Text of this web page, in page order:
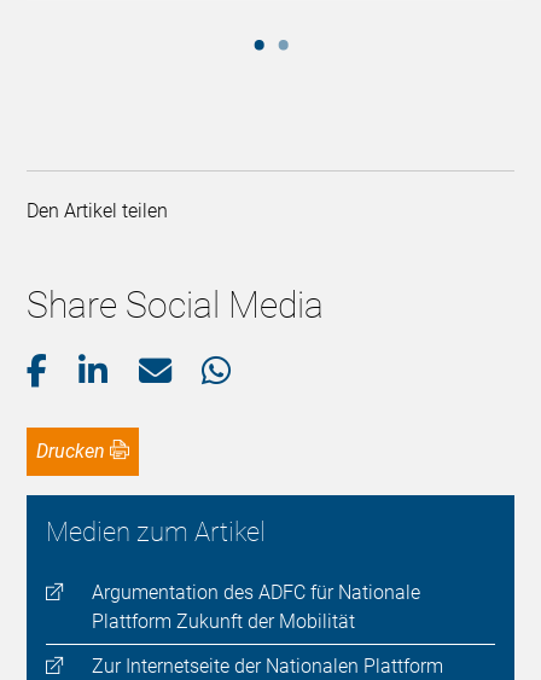
Den Artikel teilen
Share Social Media
Drucken
Medien zum Artikel
Argumentation des ADFC für Nationale
Plattform Zukunft der Mobilität
Zur Internetseite der Nationalen Plattform